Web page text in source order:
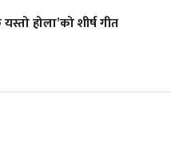
होला’को शीर्ष गीत